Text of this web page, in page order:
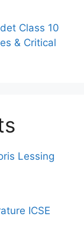
Class 10
& Critical
Lessing
ICSE